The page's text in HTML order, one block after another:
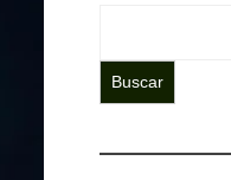
Buscar